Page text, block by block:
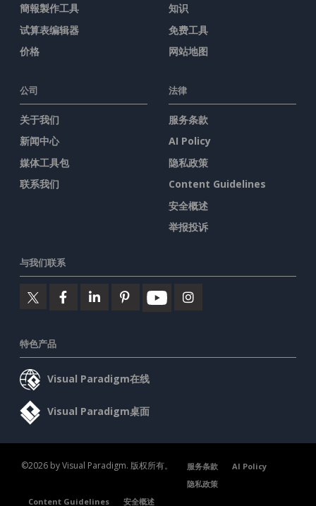
簡報製作工具
试算表编辑器
价格
知识
免费工具
网站地图
公司
关于我们
新闻中心
媒体工具包
联系我们
法律
服务条款
AI Policy
隐私政策
Content Guidelines
安全概述
举报投诉
与我们联系
特色产品
Visual Paradigm在线
Visual Paradigm桌面
©2026 by Visual Paradigm. 版权所有。 服务条款
AI Policy
隐私政策
Content Guidelines
安全概述